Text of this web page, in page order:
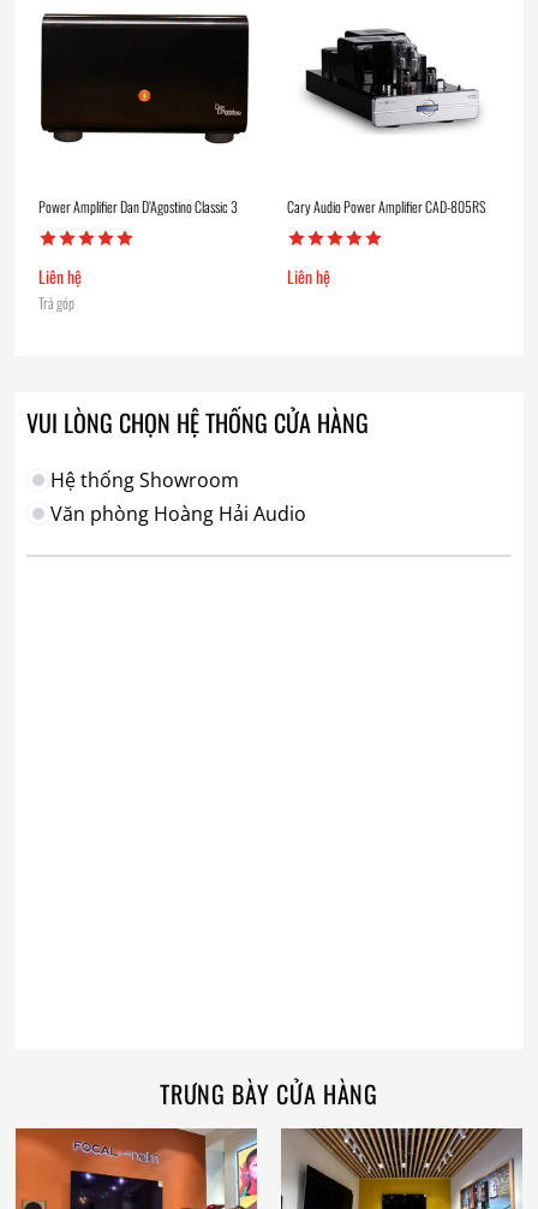
Power Amplifier Dan D’Agostino Classic 3
Liên hệ
Trả góp
Cary Audio Power Amplifier CAD-805RS
Liên hệ
VUI LÒNG CHỌN HỆ THỐNG CỬA HÀNG
Hệ thống Showroom
Văn phòng Hoàng Hải Audio
TRƯNG BÀY CỬA HÀNG